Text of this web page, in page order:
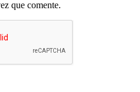
que comente.